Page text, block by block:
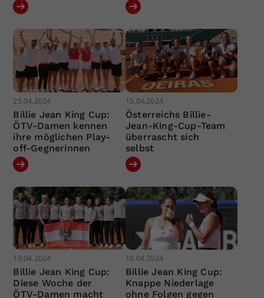
25.04.2024
Billie Jean King Cup:
ÖTV-Damen kennen
ihre möglichen Play-
off-Gegnerinnen
15.04.2024
Österreichs Billie-
Jean-King-Cup-Team
überrascht sich
selbst
13.04.2024
Billie Jean King Cup:
Diese Woche der
ÖTV-Damen macht
10.04.2024
Billie Jean King Cup:
Knappe Niederlage
ohne Folgen gegen